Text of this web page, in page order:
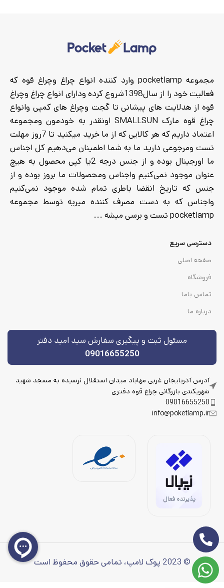
مجموعه pocketlamp وارد کننده انواع چراغ وچراغ قوه که
فعالیت خود را از سال1398شروع کرده ودارای انواع چراغ وچراغ
قوه از هدلایت های پیشانی تا گجت وچراغ های کمپی وانواع
چراغ قوه مارک SMALLSUN اونقدر به خودمون ومجموعه
اعتماد داریم که هر کالایی که از ما خرید میکنید تا 7روز مهلت
تست ومرجوعی دارید ما به شما اطمینان می‌دهیم کل اجناس
ما اورجینال بوده و از جنس درجه 2یا کپی محصول به هیچ
عنوان موجود نمی‌کنیم واجناس ومحصولات ما بروز بوده و از
جنس که تاریخ انقضا باطری تمام شده موجود نمی‌کنیم
واجناس که به دست مصرف کننده میریه توسط مجموعه
pocketlamp تست و برسی میشه ...
دسترسی سریع
صفحه اصلی
فروشگاه
تماس باما
درباره ما
مسئول ثبت و پیگیری سفارش سید امید دفتر
09016655250
آدرس آذربایجان غربی مهاباد میدان استقلال نرسیده به مسجد شهید
شهریکندی بازرگانی چراغ قوه دفتری
09016655250
info@poketlamp.ir
© 2023 پوک لامپ، تمامی حقوق محفوظ است